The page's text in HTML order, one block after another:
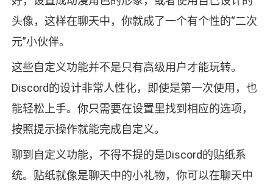
头像，这样在聊天中，你就成了一个有个性的“二次
元”小伙伴。
这些自定义功能并不是只有高级用户才能玩转。
Discord的设计非常人性化，即使是第一次使用，也
能轻松上手。你只需要在设置里找到相应的选项，
按照提示操作就能完成自定义。
聊到自定义功能，不得不提的是Discord的贴纸系
统。贴纸就像是聊天中的小礼物，你可以在聊天中